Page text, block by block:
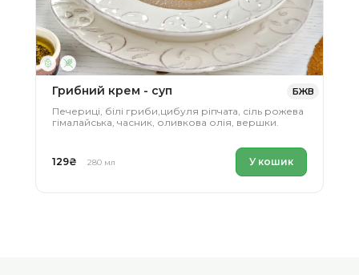
БЖВ
Грибний крем - суп
Печериці, білі гриби,цибуля ріпчата, сіль рожева
гімалайська, часник, оливкова олія, вершки.
129₴ 280 мл У кошик